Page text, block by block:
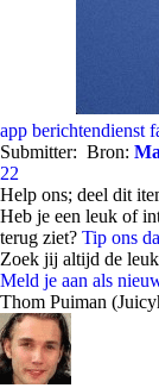
app berichtendienst
Submitter: Bron:
22
Help ons; deel dit
Heb je een leuk of
terug ziet? Tip ons
Zoek jij altijd de
Meld je aan als
Thom Puiman